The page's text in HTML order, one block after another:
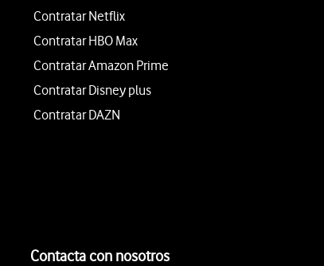
Contratar Netflix
Contratar HBO Max
Contratar Amazon Prime
Contratar Disney plus
Contratar DAZN
Contacta con nosotros